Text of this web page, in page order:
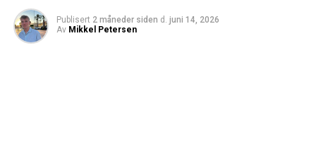
Publisert 2 måneder siden d. juni 14, 2026
Av Mikkel Petersen